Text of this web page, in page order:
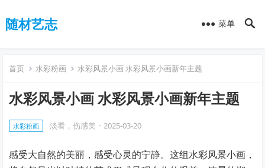
随材艺志 菜单
首页 水彩粉画 水彩风景小画 水彩风景小画新年主题
水彩风景小画 水彩风景小画新年主题
水彩粉画 淡看，伤感美 · 2025-03-20
感受大自然的美丽，感受心灵的宁静。这组水彩风景小画，